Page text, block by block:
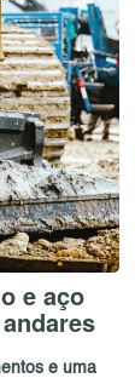
e aço
e uma